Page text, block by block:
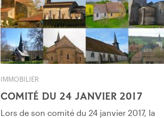
IMMOBILIER
COMITÉ DU 24 JANVIER 2017
Lors de son comité du 24 janvier 2017, la